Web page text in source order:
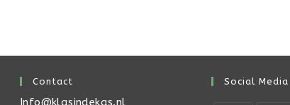
Contact
Info@klasindekas.nl
Social Media